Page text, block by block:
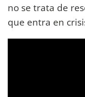
no se trata de
que entra en